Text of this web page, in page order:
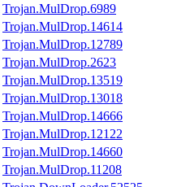
Trojan.MulDrop.6989
Trojan.MulDrop.14614
Trojan.MulDrop.12789
Trojan.MulDrop.2623
Trojan.MulDrop.13519
Trojan.MulDrop.13018
Trojan.MulDrop.14666
Trojan.MulDrop.12122
Trojan.MulDrop.14660
Trojan.MulDrop.11208